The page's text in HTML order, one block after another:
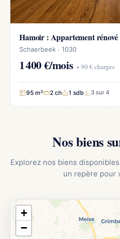
Hamoir : Appartement rénové
Schaerbeek · 1030
1 400 €/mois + 90 € charges
95 m² 2 ch 1 sdb 3 sur 4
Nos biens
Explorez nos biens
un repère pour
+
−